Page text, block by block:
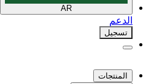
AR
الدعم
تسجيل
المنتجات